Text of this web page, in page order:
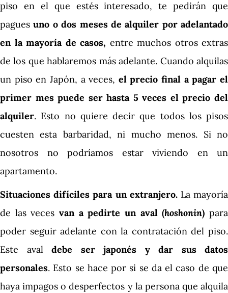
piso en el que estés interesado, te pedirán que
paguesuno o dos meses de alquiler por adelantado
en la mayoría de casos, entre muchos otros extras
de los que hablaremos más adelante. Cuando alquilas
un piso en Japón, a veces, el precio final a pagar el
primer mes puede ser hasta 5 veces el precio del
alquiler. Esto no quiere decir que todos los pisos
cuesten esta barbaridad, ni mucho menos. Si no
nosotros no podríamos estar viviendo en un
apartamento.
Situaciones difíciles para un extranjero.La mayoría
de las veces van a pedirte un aval (hoshonin) para
poder seguir adelante con la contratación del piso.
Este aval debe ser japonés y dar sus datos
personales. Esto se hace por si se da el caso de que
haya impagos o desperfectos y la persona que alquila